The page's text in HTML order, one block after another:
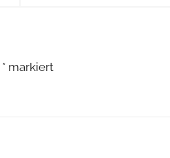
* markiert